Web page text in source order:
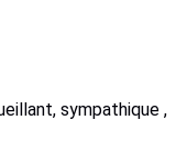
sympathique ,